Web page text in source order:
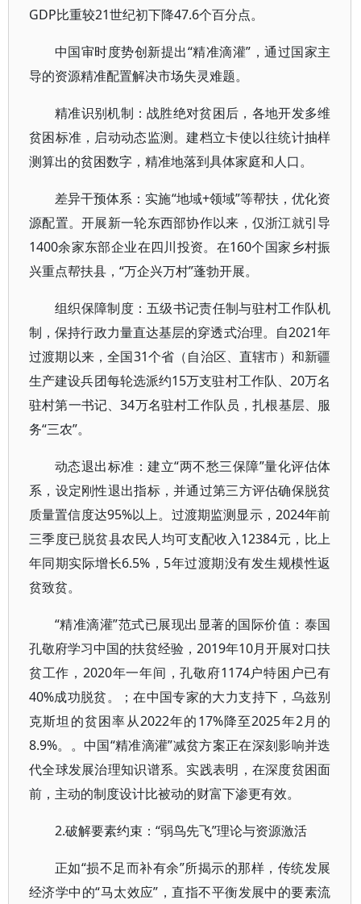
GDP比重较21世纪初下降47.6个百分点。
中国审时度势创新提出“精准滴灌”，通过国家主
导的资源精准配置解决市场失灵难题。
精准识别机制：战胜绝对贫困后，各地开发多维
贫困标准，启动动态监测。建档立卡使以往统计抽样
测算出的贫困数字，精准地落到具体家庭和人口。
差异干预体系：实施“地域+领域”等帮扶，优化资
源配置。开展新一轮东西部协作以来，仅浙江就引导
1400余家东部企业在四川投资。在160个国家乡村振
兴重点帮扶县，“万企兴万村”蓬勃开展。
组织保障制度：五级书记责任制与驻村工作队机
制，保持行政力量直达基层的穿透式治理。自2021年
过渡期以来，全国31个省（自治区、直辖市）和新疆
生产建设兵团每轮选派约15万支驻村工作队、20万名
驻村第一书记、34万名驻村工作队员，扎根基层、服
务“三农”。
动态退出标准：建立“两不愁三保障”量化评估体
系，设定刚性退出指标，并通过第三方评估确保脱贫
质量置信度达95%以上。过渡期监测显示，2024年前
三季度已脱贫县农民人均可支配收入12384元，比上
年同期实际增长6.5%，5年过渡期没有发生规模性返
贫致贫。
“精准滴灌”范式已展现出显著的国际价值：泰国
孔敬府学习中国的扶贫经验，2019年10月开展对口扶
贫工作，2020年一年间，孔敬府1174户特困户已有
40%成功脱贫。；在中国专家的大力支持下，乌兹别
克斯坦的贫困率从2022年的17%降至2025年2月的
8.9%。。中国“精准滴灌”减贫方案正在深刻影响并迭
代全球发展治理知识谱系。实践表明，在深度贫困面
前，主动的制度设计比被动的财富下渗更有效。
2.破解要素约束：“弱鸟先飞”理论与资源激活
正如“损不足而补有余”所揭示的那样，传统发展
经济学中的“马太效应”，直指不平衡发展中的要素流